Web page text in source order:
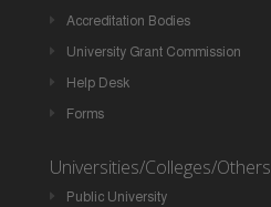
Accreditation Bodies
University Grant Commission
Help Desk
Forms
Universities/Colleges/Others
Public University